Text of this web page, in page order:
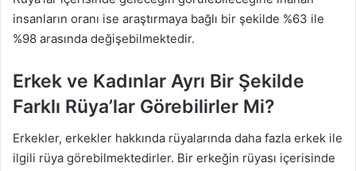
insanların oranı ise araştırmaya bağlı bir şekilde %63 ile
%98 arasında değişebilmektedir.
Erkek ve Kadınlar Ayrı Bir Şekilde
Farklı Rüya’lar Görebilirler Mi?
Erkekler, erkekler hakkında rüyalarında daha fazla erkek ile
ilgili rüya görebilmektedirler. Bir erkeğin rüyası içerisinde